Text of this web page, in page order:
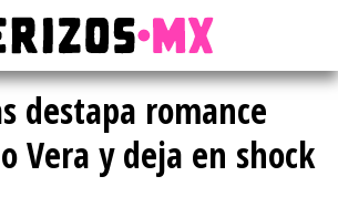
destapa romance
Vera y deja en shock